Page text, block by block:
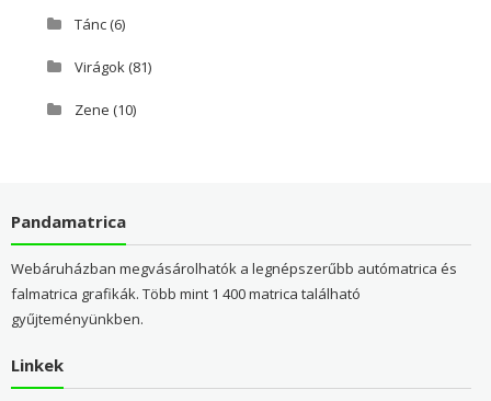
Tánc(6)
Virágok(81)
Zene (10)
Pandamatrica
Webáruházban megvásárolhatók a legnépszerűbb autómatrica és
falmatrica grafikák. Több mint 1 400 matrica található
gyűjteményünkben.
Linkek